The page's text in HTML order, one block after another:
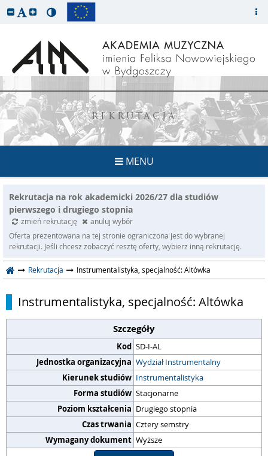
REKRUTACJA
MENU
Rekrutacja na rok akademicki 2026/27 dla studiów
pierwszego i drugiego stopnia
zmień rekrutację
anuluj wybór
Oferta prezentowana na tej stronie ograniczona jest do wybranej
rekrutacji. Jeśli chcesz zobaczyć resztę oferty, wybierz inną rekrutację.
Rekrutacja Instrumentalistyka, specjalność: Altówka
Instrumentalistyka, specjalność: Altówka
Szczegóły
Kod SD-I-AL
Jednostka organizacyjna Wydział Instrumentalny
Kierunek studiów Instrumentalistyka
Forma studiów Stacjonarne
Poziom kształcenia Drugiego stopnia
Czas trwania Cztery semstry
Wymagany dokument Wyższe